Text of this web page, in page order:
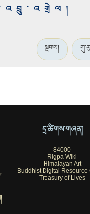
སྔགས།
དྲ་ཚིགས་གཞན།
84000
Rigpa Wiki
Himalayan Art
Buddhist Digital Resource
Treasury of Lives